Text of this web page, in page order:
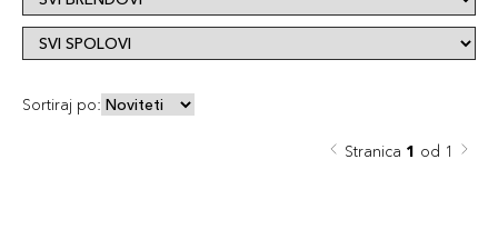
Sortiraj po:
Stranica 1 od 1